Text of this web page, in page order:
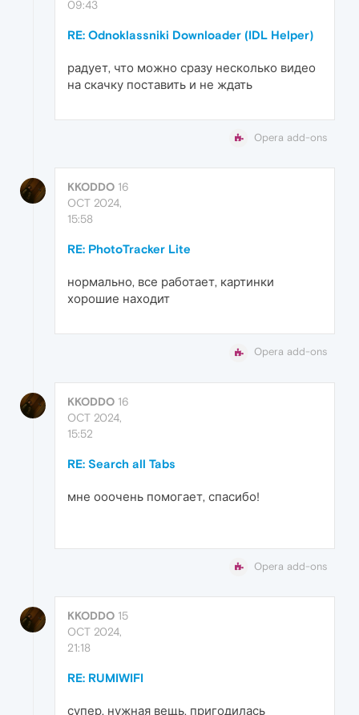
09:43
RE: Odnoklassniki Downloader (IDL Helper)
радует, что можно сразу несколько видео
на скачку поставить и не ждать
Opera add-ons
KKODDO 16
OCT 2024,
15:58
RE: PhotoTracker Lite
нормально, все работает, картинки
хорошие находит
Opera add-ons
KKODDO 16
OCT 2024,
15:52
RE: Search all Tabs
мне ооочень помогает, спасибо!
Opera add-ons
KKODDO 15
OCT 2024,
21:18
RE: RUMIWIFI
супер, нужная вещь, пригодилась